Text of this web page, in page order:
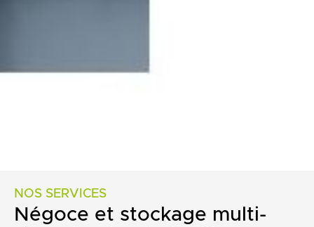
NOS SERVICES
Négoce et stockage multi-